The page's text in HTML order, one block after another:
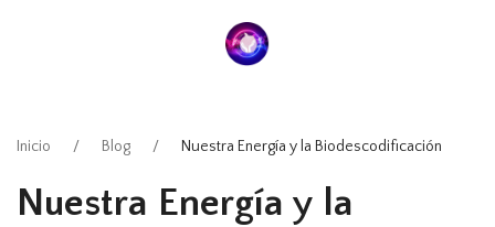
Inicio Blog Nuestra Energía y la Biodescodificación
Nuestra Energía y la